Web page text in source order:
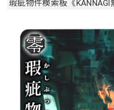
瑕疵物件検索板《KANNAGI